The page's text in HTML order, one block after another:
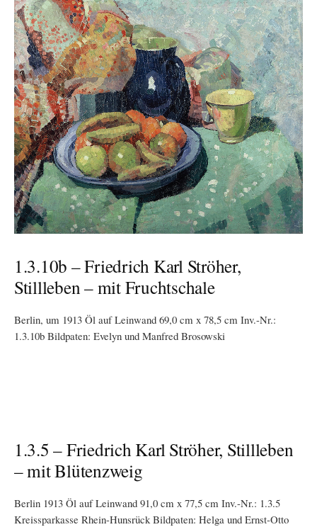
1.3.10b – Friedrich Karl Ströher,
Stillleben – mit Fruchtschale
Berlin, um 1913 Öl auf Leinwand 69,0 cm x 78,5 cm Inv.-Nr.:
1.3.10b Bildpaten: Evelyn und Manfred Brosowski
1.3.5 – Friedrich Karl Ströher, Stillleben
– mit Blütenzweig
Berlin 1913 Öl auf Leinwand 91,0 cm x 77,5 cm Inv.-Nr.: 1.3.5
Kreissparkasse Rhein-Hunsrück Bildpaten: Helga und Ernst-Otto